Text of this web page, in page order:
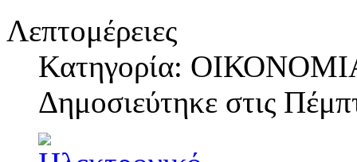
Λεπτομέρειες
Κατηγορία:
Δημοσιεύτηκε στις